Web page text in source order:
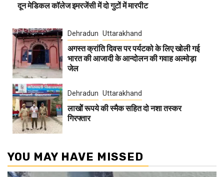
दून मेडिकल कॉलेज इमरजेंसी में दो गुटों में मारपीट
Dehradun Uttarakhand
अगस्त क्रांति दिवस पर पर्यटको के लिए खोली गई
भारत की आजादी के आन्दोलन की गवाह अल्मोड़ा
जेल
Dehradun Uttarakhand
लाखोें रूपये की स्मैक सहित दो नशा तस्कर
गिरफ्तार
YOU MAY HAVE MISSED